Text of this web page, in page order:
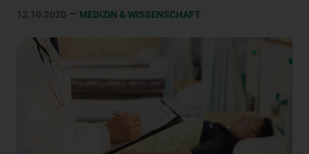
12.10.2020 – MEDIZIN & WISSENSCHAFT